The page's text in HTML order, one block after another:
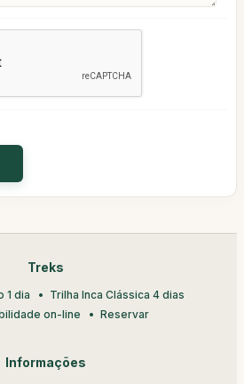
Treks
1 dia
Trilha Inca Clássica 4 dias
on-line
Reservar
Informações